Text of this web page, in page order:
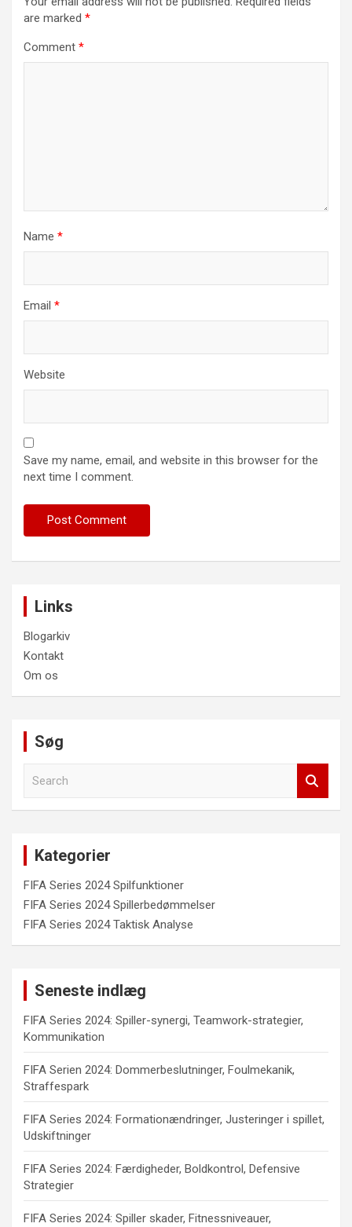
are marked *
Comment *
Name *
Email *
Website
Save my name, email, and website in this browser for the
next time I comment.
Links
Blogarkiv
Kontakt
Om os
Søg
Kategorier
FIFA Series 2024 Spilfunktioner
FIFA Series 2024 Spillerbedømmelser
FIFA Series 2024 Taktisk Analyse
Seneste indlæg
FIFA Series 2024: Spiller-synergi, Teamwork-strategier,
Kommunikation
FIFA Serien 2024: Dommerbeslutninger, Foulmekanik,
Straffespark
FIFA Series 2024: Formationændringer, Justeringer i spillet,
Udskiftninger
FIFA Series 2024: Færdigheder, Boldkontrol, Defensive
Strategier
FIFA Series 2024: Spiller skader, Fitnessniveauer,